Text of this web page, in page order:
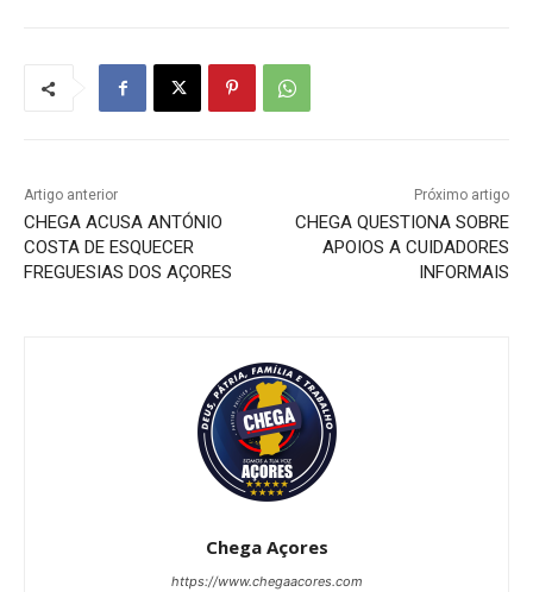
Artigo anterior
CHEGA ACUSA ANTÓNIO
COSTA DE ESQUECER
FREGUESIAS DOS AÇORES
Próximo artigo
CHEGA QUESTIONA SOBRE
APOIOS A CUIDADORES
INFORMAIS
Chega Açores
https://www.chegaacores.com